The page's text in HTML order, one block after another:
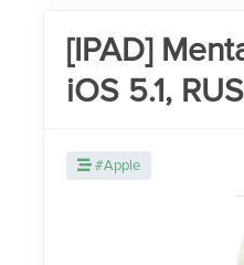
[IPAD]
iOS 5.1,
#Apple